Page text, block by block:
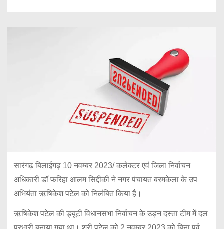
सारंगढ़ बिलाईगढ़ 10 नवम्बर 2023/ कलेक्टर एवं जिला निर्वाचन
अधिकारी डॉ फरिहा आलम सिद्दीकी ने नगर पंचायत बरमकेला के उप
अभियंता ऋषिकेश पटेल को निलंबित किया है।
ऋषिकेश पटेल की ड्यूटी विधानसभा निर्वाचन के उड़न दस्ता टीम में दल